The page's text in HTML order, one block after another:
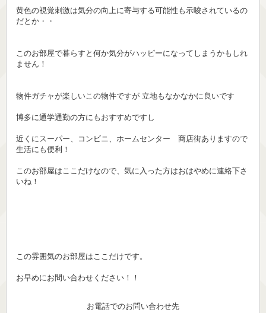
黄色の視覚刺激は気分の向上に寄与する可能性も示唆されているの
だとか・・
このお部屋で暮らすと何か気分がハッピーになってしまうかもしれ
ません！
物件ガチャが楽しいこの物件ですが 立地もなかなかに良いです
博多に通学通勤の方にもおすすめですし
近くにスーパー、コンビニ、ホームセンター 商店街ありますので
生活にも便利！
このお部屋はここだけなので、気に入った方はおはやめに連絡下さ
いね！
この雰囲気のお部屋はここだけです。
お早めにお問い合わせください！！
お電話でのお問い合わせ先